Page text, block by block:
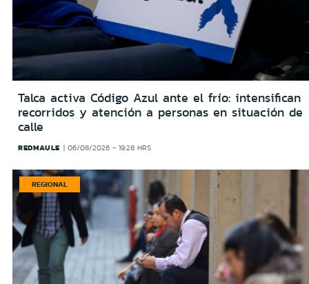
Talca activa Código Azul ante el frío: intensifican
recorridos y atención a personas en situación de
calle
REDMAULE 06/08/2026 - 19:28 HRS
REGIONAL